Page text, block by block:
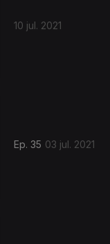
10 jul. 2021
Ep. 35 03 jul. 2021